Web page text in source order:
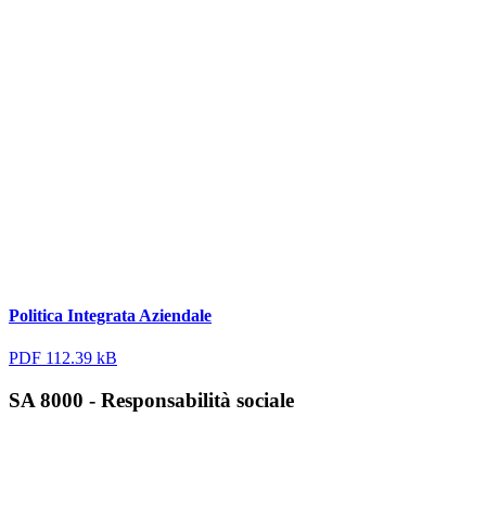
Politica Integrata Aziendale
PDF 112.39 kB
SA 8000 - Responsabilità sociale